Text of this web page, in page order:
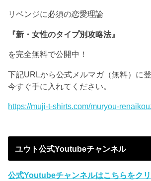
リベンジに必須の恋愛理論
『新・女性のタイプ別攻略法』
を完全無料で公開中！
下記URLから公式メルマガ（無料）に登
今すぐ手に入れてください。
https://muji-t-shirts.com/muryou-
ユウト公式Youtubeチャンネル
公式Youtubeチャンネルはこちらをク